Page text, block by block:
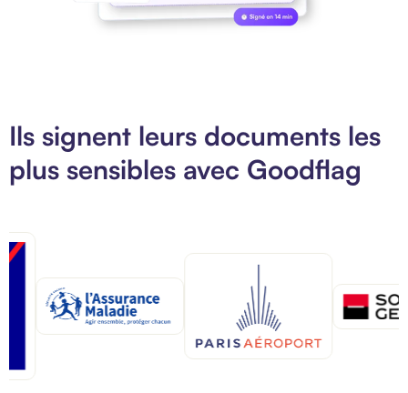
Ils signent leurs documents les
plus sensibles avec Goodflag